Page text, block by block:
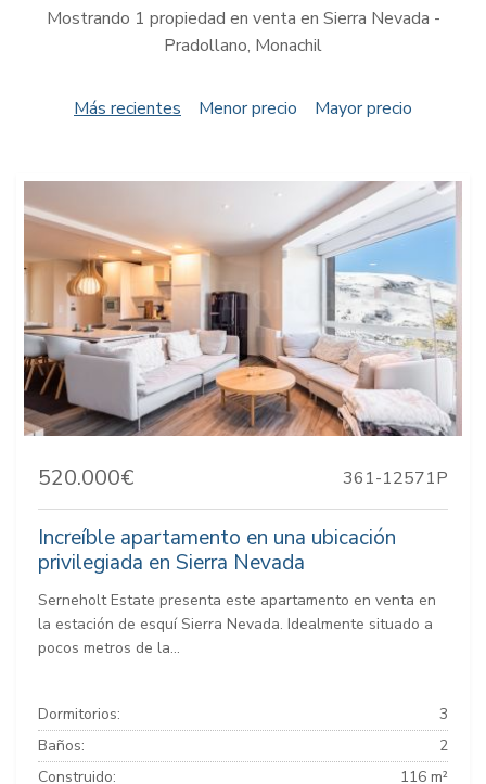
Mostrando 1 propiedad en venta en Sierra Nevada -
Pradollano, Monachil
Más recientes Menor precio Mayor precio
520.000€ 361-12571P
Increíble apartamento en una ubicación
privilegiada en Sierra Nevada
Serneholt Estate presenta este apartamento en venta en
la estación de esquí Sierra Nevada. Idealmente situado a
pocos metros de la...
Dormitorios:
3
Baños:
2
Construido:
116 m²